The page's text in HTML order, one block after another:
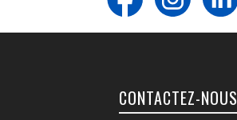
CONTACTEZ-NOUS